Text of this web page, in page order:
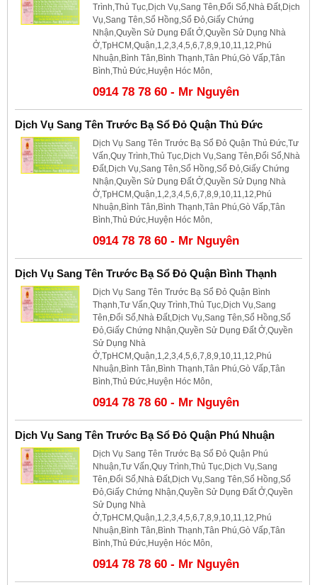
Trình,Thủ Tục,Dịch Vụ,Sang Tên,Đổi Sổ,Nhà Đất,Dịch
Vụ,Sang Tên,Sổ Hồng,Sổ Đỏ,Giấy Chứng
Nhận,Quyền Sử Dụng Đất Ở,Quyền Sử Dụng Nhà
Ở,TpHCM,Quận,1,2,3,4,5,6,7,8,9,10,11,12,Phú
Nhuận,Bình Tân,Bình Thạnh,Tân Phú,Gò Vấp,Tân
Bình,Thủ Đức,Huyện Hóc Môn,
0914 78 78 60 - Mr Nguyên
Dịch Vụ Sang Tên Trước Bạ Sổ Đỏ Quận Thủ Đức
Dịch Vụ Sang Tên Trước Bạ Sổ Đỏ Quận Thủ Đức,Tư
Vấn,Quy Trình,Thủ Tục,Dịch Vụ,Sang Tên,Đổi Sổ,Nhà
Đất,Dịch Vụ,Sang Tên,Sổ Hồng,Sổ Đỏ,Giấy Chứng
Nhận,Quyền Sử Dụng Đất Ở,Quyền Sử Dụng Nhà
Ở,TpHCM,Quận,1,2,3,4,5,6,7,8,9,10,11,12,Phú
Nhuận,Bình Tân,Bình Thạnh,Tân Phú,Gò Vấp,Tân
Bình,Thủ Đức,Huyện Hóc Môn,
0914 78 78 60 - Mr Nguyên
Dịch Vụ Sang Tên Trước Bạ Sổ Đỏ Quận Bình Thạnh
Dịch Vụ Sang Tên Trước Bạ Sổ Đỏ Quận Bình
Thạnh,Tư Vấn,Quy Trình,Thủ Tục,Dịch Vụ,Sang
Tên,Đổi Sổ,Nhà Đất,Dịch Vụ,Sang Tên,Sổ Hồng,Sổ
Đỏ,Giấy Chứng Nhận,Quyền Sử Dụng Đất Ở,Quyền
Sử Dụng Nhà
Ở,TpHCM,Quận,1,2,3,4,5,6,7,8,9,10,11,12,Phú
Nhuận,Bình Tân,Bình Thạnh,Tân Phú,Gò Vấp,Tân
Bình,Thủ Đức,Huyện Hóc Môn,
0914 78 78 60 - Mr Nguyên
Dịch Vụ Sang Tên Trước Bạ Sổ Đỏ Quận Phú Nhuận
Dịch Vụ Sang Tên Trước Bạ Sổ Đỏ Quận Phú
Nhuận,Tư Vấn,Quy Trình,Thủ Tục,Dịch Vụ,Sang
Tên,Đổi Sổ,Nhà Đất,Dịch Vụ,Sang Tên,Sổ Hồng,Sổ
Đỏ,Giấy Chứng Nhận,Quyền Sử Dụng Đất Ở,Quyền
Sử Dụng Nhà
Ở,TpHCM,Quận,1,2,3,4,5,6,7,8,9,10,11,12,Phú
Nhuận,Bình Tân,Bình Thạnh,Tân Phú,Gò Vấp,Tân
Bình,Thủ Đức,Huyện Hóc Môn,
0914 78 78 60 - Mr Nguyên